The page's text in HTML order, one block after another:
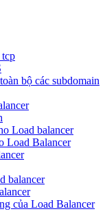
bộ các subdomain
Load balancer
Load Balancer
balancer
của Load Balancer